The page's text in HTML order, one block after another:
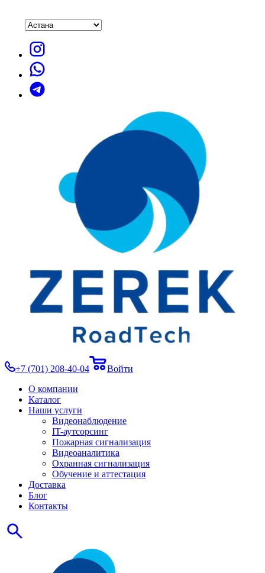
+7 (701) 208-40-04
Войти
О компании
Каталог
Наши услуги
Видеонаблюдение
IT-аутсорсинг
Пожарная сигнализация
Видеоаналитика
Охранная сигнализация
Обучение и аттестация
Доставка
Блог
Контакты